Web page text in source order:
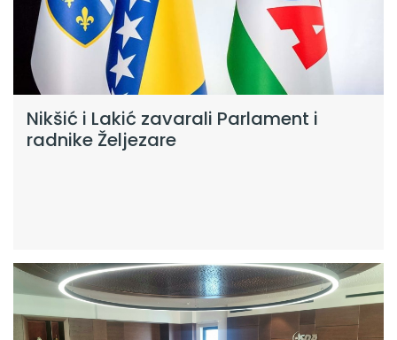
Nikšić i Lakić zavarali Parlament i
radnike Željezare